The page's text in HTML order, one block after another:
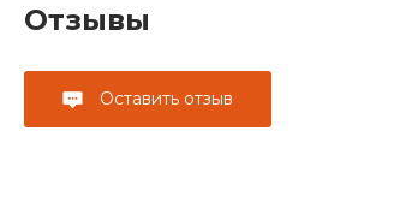
Отзывы
Оставить отзыв